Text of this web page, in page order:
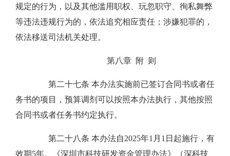
规定的行为，以及其他滥用职权、玩忽职守、徇私舞弊
等违法违规行为的，依法追究相应责任；涉嫌犯罪的，
依法移送司法机关处理。
第八章 附 则
第二十七条 本办法实施前已签订合同书或者任
务书的项目，预算调剂可以按照本办法执行，其他按照
合同书或者任务书约定执行。
第二十八条 本办法自2025年1月1日起施行，有
效期5年。《深圳市科技研发资金管理办法》（深科技